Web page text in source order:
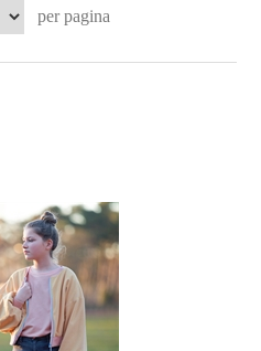
per pagina